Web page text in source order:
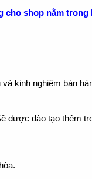
cho shop nằm
kinh nghiệm bán
được đào tạo thêm